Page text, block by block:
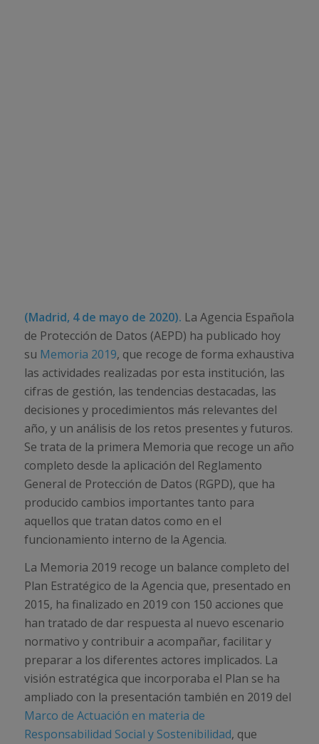
(Madrid, 4 de mayo de 2020). La Agencia Española
de Protección de Datos (AEPD) ha publicado hoy
su Memoria 2019, que recoge de forma exhaustiva
las actividades realizadas por esta institución, las
cifras de gestión, las tendencias destacadas, las
decisiones y procedimientos más relevantes del
año, y un análisis de los retos presentes y futuros.
Se trata de la primera Memoria que recoge un año
completo desde la aplicación del Reglamento
General de Protección de Datos (RGPD), que ha
producido cambios importantes tanto para
aquellos que tratan datos como en el
funcionamiento interno de la Agencia.
La Memoria 2019 recoge un balance completo del
Plan Estratégico de la Agencia que, presentado en
2015, ha finalizado en 2019 con 150 acciones que
han tratado de dar respuesta al nuevo escenario
normativo y contribuir a acompañar, facilitar y
preparar a los diferentes actores implicados. La
visión estratégica que incorporaba el Plan se ha
ampliado con la presentación también en 2019 del
Marco de Actuación en materia de
Responsabilidad Social y Sostenibilidad, que